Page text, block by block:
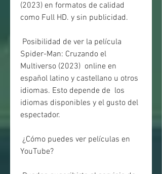
(2023) en formatos de calidad
como Full HD. y sin publicidad.
Spider-Man: Cruzando el
Multiverso (2023)  online en
español latino y castellano u otros
idiomas. Esto depende de  los
idiomas disponibles y el gusto del
espectador.
YouTube?